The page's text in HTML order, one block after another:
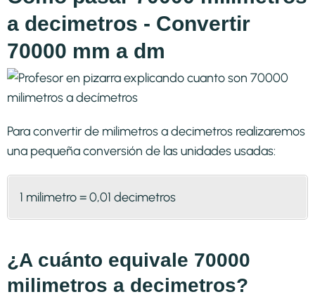
a decimetros - Convertir
70000 mm a dm
Para convertir de milimetros a decimetros realizaremos
una pequeña conversión de las unidades usadas:
1 milimetro = 0,01 decimetros
¿A cuánto equivale 70000
milimetros a decimetros?